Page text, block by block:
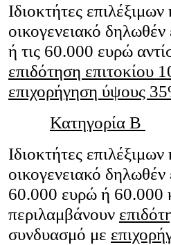
Ιδιοκτήτες
οικογενειακό
ή τις 60.000 ευρώ
επιδότηση επιτοκίου
επιχορήγηση ύψους
Κατηγορία Β
Ιδιοκτήτες
οικογενειακό
60.000 ευρώ ή 60.000
περιλαμβάνουν
συνδυασμό με